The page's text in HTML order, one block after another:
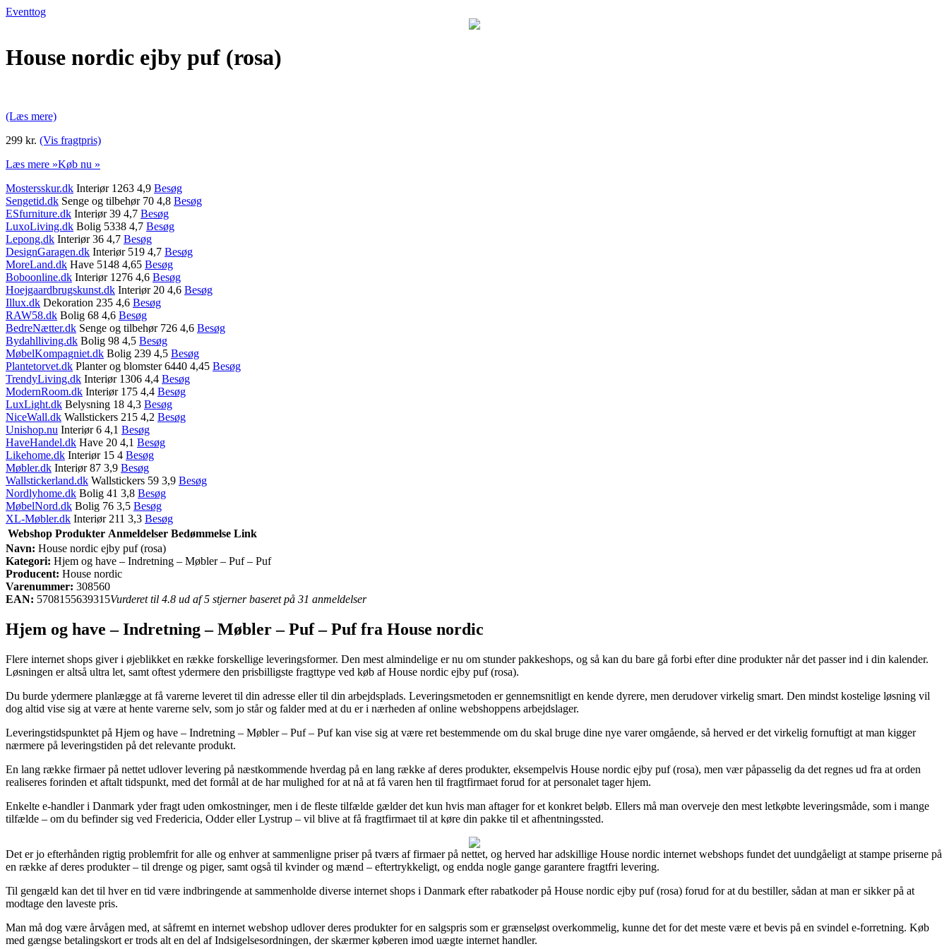
Eventtog
House nordic ejby puf (rosa)
(Læs mere)
299 kr. (Vis fragtpris)
Læs mere »Køb nu »
Mostersskur.dk Interiør 1263 4,9 Besøg
Sengetid.dk Senge og tilbehør 70 4,8 Besøg
ESfurniture.dk Interiør 39 4,7 Besøg
LuxoLiving.dk Bolig 5338 4,7 Besøg
Lepong.dk Interiør 36 4,7 Besøg
DesignGaragen.dk Interiør 519 4,7 Besøg
MoreLand.dk Have 5148 4,65 Besøg
Boboonline.dk Interiør 1276 4,6 Besøg
Hoejgaardbrugskunst.dk Interiør 20 4,6 Besøg
Illux.dk Dekoration 235 4,6 Besøg
RAW58.dk Bolig 68 4,6 Besøg
BedreNætter.dk Senge og tilbehør 726 4,6 Besøg
Bydahlliving.dk Bolig 98 4,5 Besøg
MøbelKompagniet.dk Bolig 239 4,5 Besøg
Plantetorvet.dk Planter og blomster 6440 4,45 Besøg
TrendyLiving.dk Interiør 1306 4,4 Besøg
ModernRoom.dk Interiør 175 4,4 Besøg
LuxLight.dk Belysning 18 4,3 Besøg
NiceWall.dk Wallstickers 215 4,2 Besøg
Unishop.nu Interiør 6 4,1 Besøg
HaveHandel.dk Have 20 4,1 Besøg
Likehome.dk Interiør 15 4 Besøg
Møbler.dk Interiør 87 3,9 Besøg
Wallstickerland.dk Wallstickers 59 3,9 Besøg
Nordlyhome.dk Bolig 41 3,8 Besøg
MøbelNord.dk Bolig 76 3,5 Besøg
XL-Møbler.dk Interiør 211 3,3 Besøg
Webshop Produkter Anmeldelser Bedømmelse Link
Navn: House nordic ejby puf (rosa)
Kategori: Hjem og have – Indretning – Møbler – Puf – Puf
Producent: House nordic
Varenummer: 308560
EAN: 5708155639315Vurderet til 4.8 ud af 5 stjerner baseret på 31 anmeldelser
Hjem og have – Indretning – Møbler – Puf – Puf fra House nordic
Flere internet shops giver i øjeblikket en række forskellige leveringsformer. Den mest almindelige er nu om stunder pakkeshops, og så kan du bare gå forbi efter dine produkter når det passer ind i din kalender.
Løsningen er altså ultra let, samt oftest ydermere den prisbilligste fragttype ved køb af House nordic ejby puf (rosa).
Du burde ydermere planlægge at få varerne leveret til din adresse eller til din arbejdsplads. Leveringsmetoden er gennemsnitligt en kende dyrere, men derudover virkelig smart. Den mindst kostelige løsning vil
dog altid vise sig at være at hente varerne selv, som jo står og falder med at du er i nærheden af online webshoppens arbejdslager.
Leveringstidspunktet på Hjem og have – Indretning – Møbler – Puf – Puf kan vise sig at være ret bestemmende om du skal bruge dine nye varer omgående, så herved er det virkelig fornuftigt at man kigger
nærmere på leveringstiden på det relevante produkt.
En lang række firmaer på nettet udlover levering på næstkommende hverdag på en lang række af deres produkter, eksempelvis House nordic ejby puf (rosa), men vær påpasselig da det regnes ud fra at orden
realiseres forinden et aftalt tidspunkt, med det formål at de har mulighed for at nå at få varen hen til fragtfirmaet forud for at personalet tager hjem.
Enkelte e-handler i Danmark yder fragt uden omkostninger, men i de fleste tilfælde gælder det kun hvis man aftager for et konkret beløb. Ellers må man overveje den mest letkøbte leveringsmåde, som i mange
tilfælde – om du befinder sig ved Fredericia, Odder eller Lystrup – vil blive at få fragtfirmaet til at køre din pakke til et afhentningssted.
Det er jo efterhånden rigtig problemfrit for alle og enhver at sammenligne priser på tværs af firmaer på nettet, og herved har adskillige House nordic internet webshops fundet det uundgåeligt at stampe priserne på
en række af deres produkter – til drenge og piger, samt også til kvinder og mænd – eftertrykkeligt, og endda nogle gange garantere fragtfri levering.
Til gengæld kan det til hver en tid være indbringende at sammenholde diverse internet shops i Danmark efter rabatkoder på House nordic ejby puf (rosa) forud for at du bestiller, sådan at man er sikker på at
modtage den laveste pris.
Man må dog være årvågen med, at såfremt en internet webshop udlover deres produkter for en salgspris som er grænseløst overkommelig, kunne det for det meste være et bevis på en svindel e-forretning. Køb
med gængse betalingskort er trods alt en del af Indsigelsesordningen, der skærmer køberen imod uægte internet handler.